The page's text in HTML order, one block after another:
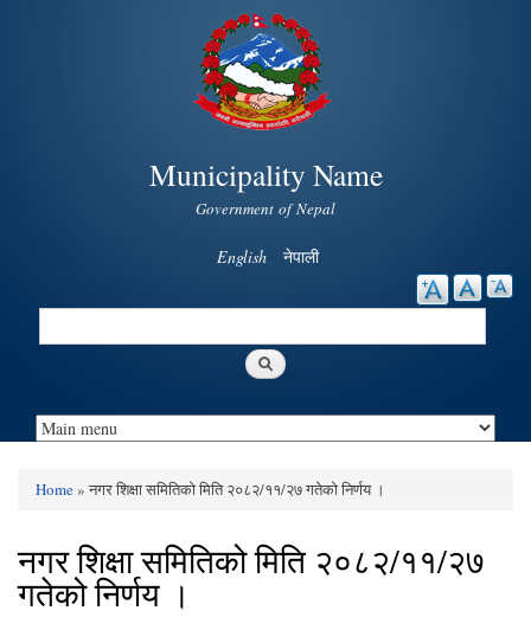
Skip to
main
content
Municipality Name
Government of Nepal
English नेपाली
Search
Home» नगर शिक्षा समितिको मिति २०८२/११/२७ गतेको निर्णय ।
नगर शिक्षा समितिको मिति २०८२/११/२७
गतेको निर्णय ।